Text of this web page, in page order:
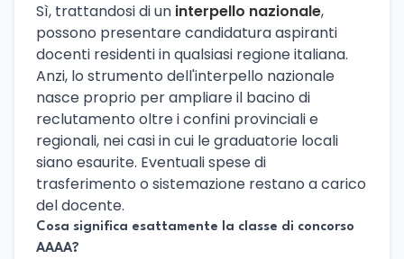
Sì, trattandosi di un interpello nazionale,
possono presentare candidatura aspiranti
docenti residenti in qualsiasi regione italiana.
Anzi, lo strumento dell'interpello nazionale
nasce proprio per ampliare il bacino di
reclutamento oltre i confini provinciali e
regionali, nei casi in cui le graduatorie locali
siano esaurite. Eventuali spese di
trasferimento o sistemazione restano a carico
del docente.
Cosa significa esattamente la classe di concorso
AAAA?